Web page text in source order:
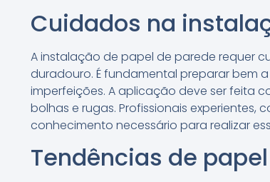
Cuidados na
A instalação de papel de parede requer
duradouro. É fundamental preparar bem
imperfeições. A aplicação deve ser feita
bolhas e rugas. Profissionais experientes,
conhecimento necessário para realizar
Tendências de